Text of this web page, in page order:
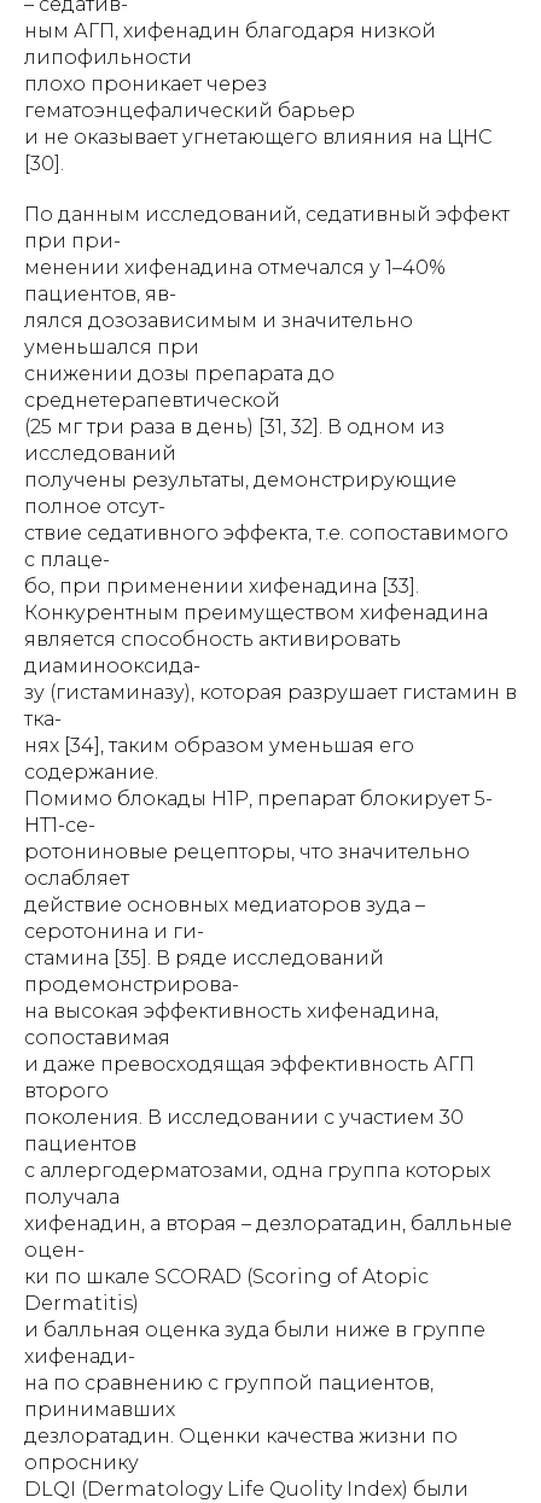
ным АГП, хифенадин благодаря низкой
липофильности
плохо проникает через
гематоэнцефалический барьер
и не оказывает угнетающего влияния на ЦНС
[30].
По данным исследований, седативный эффект
при при-
менении хифенадина отмечался у 1–40%
пациентов, яв-
лялся дозозависимым и значительно
уменьшался при
снижении дозы препарата до
среднетерапевтической
(25 мг три раза в день) [31, 32]. В одном из
исследований
получены результаты, демонстрирующие
полное отсут-
ствие седативного эффекта, т.е. сопоставимого
с плаце-
бо, при применении хифенадина [33].
Конкурентным преимуществом хифенадина
является способность активировать
диаминооксида-
зу (гистаминазу), которая разрушает гистамин в
тка-
нях [34], таким образом уменьшая его
содержание.
Помимо блокады Н1Р, препарат блокирует 5-
НТ1-се-
ротониновые рецепторы, что значительно
ослабляет
действие основных медиаторов зуда –
серотонина и ги-
стамина [35]. В ряде исследований
продемонстрирова-
на высокая эффективность хифенадина,
сопоставимая
и даже превосходящая эффективность АГП
второго
поколения. В исследовании с участием 30
пациентов
c аллергодерматозами, одна группа которых
получала
хифенадин, а вторая – дезлоратадин, балльные
оцен-
ки по шкале SCORAD (Scoring of Atopic
Dermatitis)
и балльная оценка зуда были ниже в группе
хифенади-
на по сравнению с группой пациентов,
принимавших
дезлоратадин. Оценки качества жизни по
опроснику
DLQI (Dermatology Life Quolity Index) были